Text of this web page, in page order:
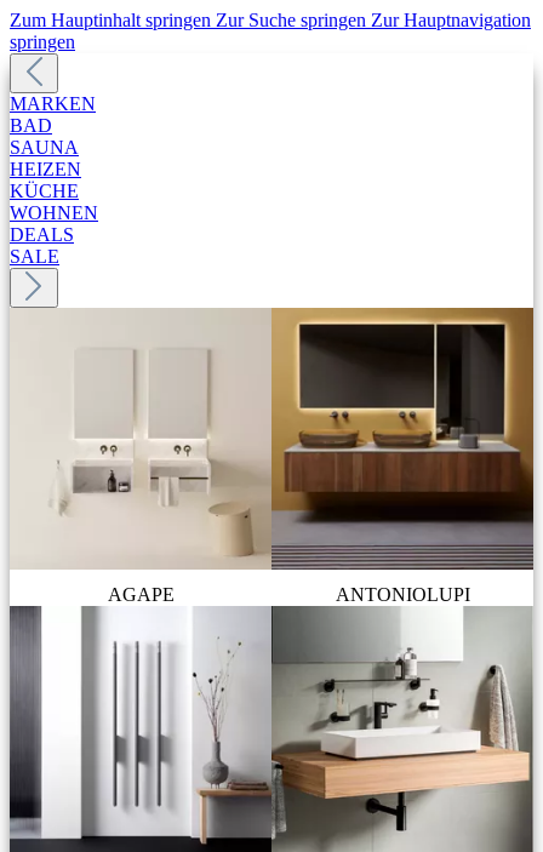
Zum Hauptinhalt springen Zur Suche springen Zur Hauptnavigation
springen
MARKEN
BAD
SAUNA
HEIZEN
KÜCHE
WOHNEN
DEALS
SALE
AGAPE ANTONIOLUPI